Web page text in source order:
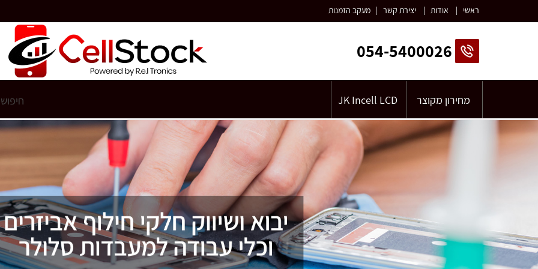
ראשי | אודות | יצירת קשר | מעקב הזמנות
054-5400026
מחירון מקוצר JK Incell LCD